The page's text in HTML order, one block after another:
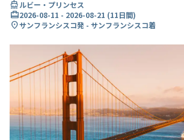
directions_boatルビー・プリンセス
card_travel2026-08-11 - 2026-08-21 (11日間)
location_onサンフランシスコ発 - サンフランシスコ着